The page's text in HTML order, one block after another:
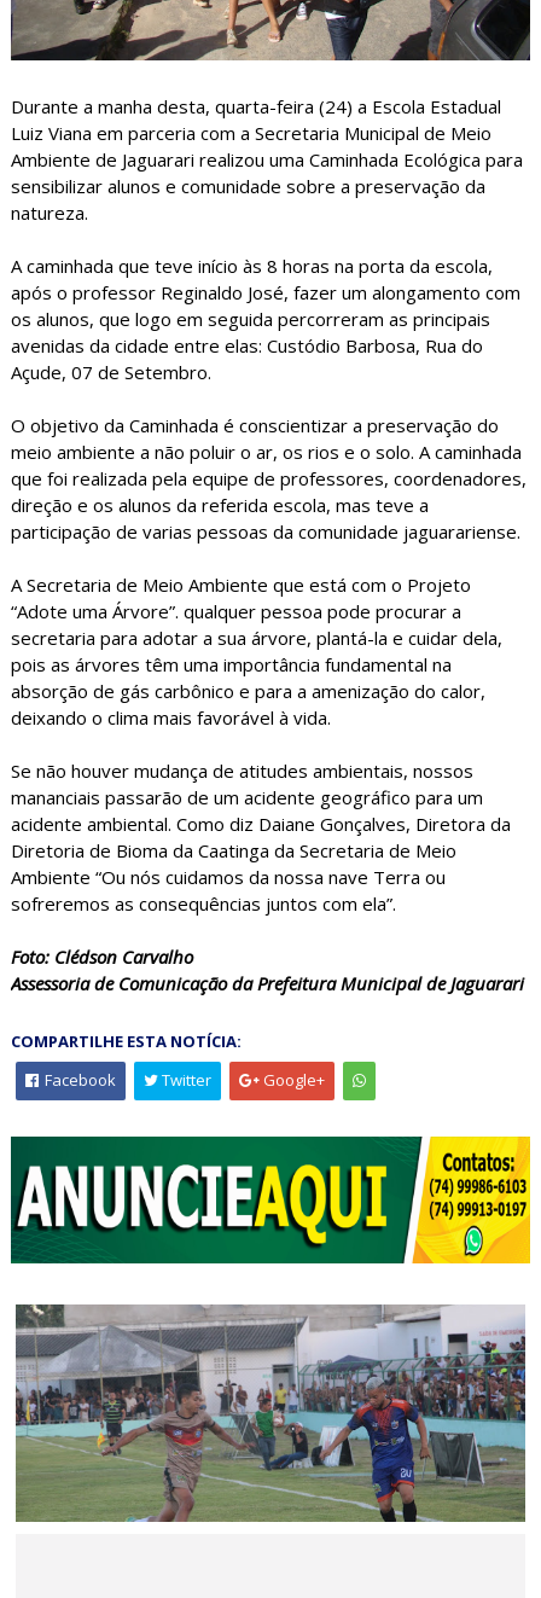
Durante a manha desta, quarta-feira (24) a Escola Estadual
Luiz Viana em parceria com a Secretaria Municipal de Meio
Ambiente de Jaguarari realizou uma Caminhada Ecológica para
sensibilizar alunos e comunidade sobre a preservação da
natureza.
A caminhada que teve início às 8 horas na porta da escola,
após o professor Reginaldo José, fazer um alongamento com
os alunos, que logo em seguida percorreram as principais
avenidas da cidade entre elas: Custódio Barbosa, Rua do
Açude, 07 de Setembro.
O objetivo da Caminhada é conscientizar a preservação do
meio ambiente a não poluir o ar, os rios e o solo. A caminhada
que foi realizada pela equipe de professores, coordenadores,
direção e os alunos da referida escola, mas teve a
participação de varias pessoas da comunidade jaguarariense.
A Secretaria de Meio Ambiente que está com o Projeto
“Adote uma Árvore”. qualquer pessoa pode procurar a
secretaria para adotar a sua árvore, plantá-la e cuidar dela,
pois as árvores têm uma importância fundamental na
absorção de gás carbônico e para a amenização do calor,
deixando o clima mais favorável à vida.
Se não houver mudança de atitudes ambientais, nossos
mananciais passarão de um acidente geográfico para um
acidente ambiental. Como diz Daiane Gonçalves, Diretora da
Diretoria de Bioma da Caatinga da Secretaria de Meio
Ambiente “Ou nós cuidamos da nossa nave Terra ou
sofreremos as consequências juntos com ela”.
Foto: Clédson Carvalho
Assessoria de Comunicação da Prefeitura Municipal de Jaguarari
COMPARTILHE ESTA NOTÍCIA:
Facebook
Twitter Google+